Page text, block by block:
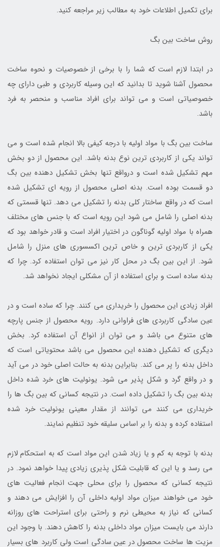
برای تکمیل اطلاعات خود به مطالب زیر مراجعه کنید.
روش ساخت بین بگ
در ابتدا لازم است که شما را با برخی از خصوصیات و نحوه ساخت
محصول آشنا شوید تا بدانید که این وسیله کاربردی و طبی دارای چه
خصوصیاتی است و می تواند برای افراد مناسب و منحصر به فرد
باشد.
ساخت بین بگ با مواد اولیه با درجه کیفی بالا انجام شده است و می
تواند یکی از کاربردی ترین نوع بدنه باشد. این محصول از دو بخش
مهم تشکیل شده است و درواقع تنها بخش تشکیل دهنده بین بگ
دو قسمت بوده است. بدنه اصلی محصول از رویه ای تشکیل شده
است که در واقع ساختار کلی بدنه را تشکیل می دهد. تنها قسمتی که
بدنه اصلی را شامل می شود این رویه است که با جنس های مختلف
همراه با مواد اولیه گوناگون در اختیار افراد است و قادر خواهد بود که
یکی از کاربردی ترین و خاص ترین اکسسوری های منزل را شامل
شود. از این بین بگ در محل کار نیز می توان استفاده کرد. چرا که
بدنه ساده است و برای استفاده از آن مشکلی ایجاد نخواهد شد.
افراد زیادی این محصول را خریداری می کنند. چرا که ساده است و در
عین سادگی کاربردی های فراوانی دارد. رویه محصول از جنس پارچه
های متنوع می باشد و می توان از انواع آن استفاده کرد. بخش
دیگری که تشکیل دهنده این محصول می باشد محتویاتی است که
داخل بدنه را پر می کند. بنابراین بدنه به حالت اصلی خود در می آید
و در واقع گرد و شکل پذیر می شود. یونولیت های خرد شده داخل
بدنه بین بگ را تشکیل داده است. در نتیجه کسانی که بین بگ ها را
خریداری می کنند می توانند از مقدار معینی یونولیت خرد شده
استفاده کرده و بدنه را بر اساس سلیقه خود تنظیم نمایند.
بدنه با توجه به کم و یا زیاد شدن این مواد است که به استحکام لازم
می رسد و یا این که قابلیت شکل پذیری زیادی پیدا خواهد نمود. در
نتیجه کسانی که محصول را برای محلی جهت انجام فعالیت های
خود می خواهند میزان مواد اولیه داخلی آن را افزایش می دهند و
کسانی که نیاز به محیطی نرم و راحتی برای استراحت های روزانه
دارند می بایست میزان مواد داخلی بدنه را کاهش دهند. با وجود این
مزیت ها ساخت محصول در عین سادگی است ولی کاربرد های بسیار